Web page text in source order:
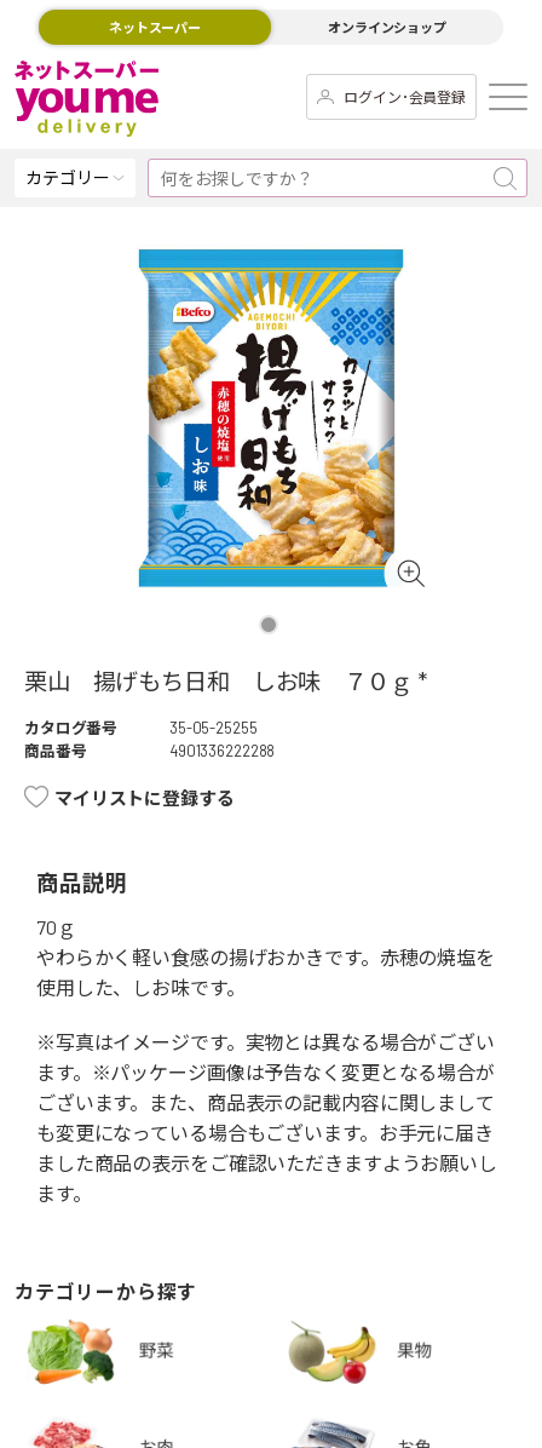
ネットスーパー オンラインショップ
ログイン･会員登録
カテゴリー
栗山 揚げもち日和 しお味 ７０ｇ *
カタログ番号
35-05-25255
商品番号
4901336222288
マイリストに登録する
商品説明
70ｇ
やわらかく軽い食感の揚げおかきです。赤穂の焼塩を
使用した、しお味です。
※写真はイメージです。実物とは異なる場合がござい
ます。※パッケージ画像は予告なく変更となる場合が
ございます。また、商品表示の記載内容に関しまして
も変更になっている場合もございます。お手元に届き
ました商品の表示をご確認いただきますようお願いし
ます。
カテゴリーから探す